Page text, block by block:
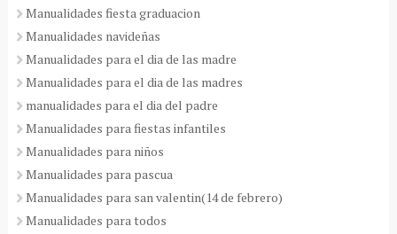
Manualidades fiesta graduacion
Manualidades navideñas
Manualidades para el dia de las madre
Manualidades para el dia de las madres
manualidades para el dia del padre
Manualidades para fiestas infantiles
Manualidades para niños
Manualidades para pascua
Manualidades para san valentin(14 de febrero)
Manualidades para todos